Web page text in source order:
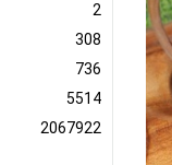
2
308
736
5514
2067922